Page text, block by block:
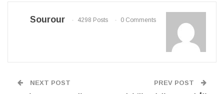
Sourour 4298 Posts 0 Comments
NEXT POST